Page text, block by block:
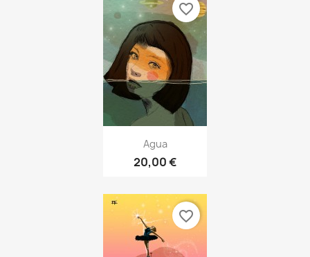
Agua
20,00 €
favorite_border
favorite_border